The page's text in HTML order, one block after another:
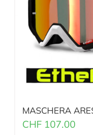
MASCHERA
CHF 107.00